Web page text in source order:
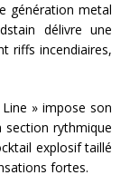
génération metal
délivre une
riffs incendiaires,
» impose son
section rythmique
explosif taillé
fortes.